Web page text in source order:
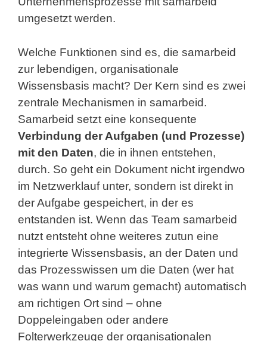
umgesetzt werden.
Welche Funktionen sind es, die samarbeid
zur lebendigen, organisationale
Wissensbasis macht? Der Kern sind es zwei
zentrale Mechanismen in samarbeid.
Samarbeid setzt eine konsequente
Verbindung der Aufgaben (und Prozesse)
mit den Daten, die in ihnen entstehen,
durch. So geht ein Dokument nicht irgendwo
im Netzwerklauf unter, sondern ist direkt in
der Aufgabe gespeichert, in der es
entstanden ist. Wenn das Team samarbeid
nutzt entsteht ohne weiteres zutun eine
integrierte Wissensbasis, an der Daten und
das Prozesswissen um die Daten (wer hat
was wann und warum gemacht) automatisch
am richtigen Ort sind – ohne
Doppeleingaben oder andere
Folterwerkzeuge der organisationalen